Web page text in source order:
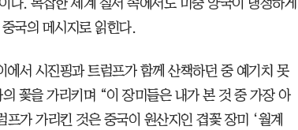
국의 메시지로 읽힌다.
에서 시진핑과 트럼프가 함께 산책하던 중 예기치 못
꽃을 가리키며 “이 장미들은 내가 본 것 중 가장 아
가 가리킨 것은 중국이 원산지인 겹꽃 장미 ‘월계